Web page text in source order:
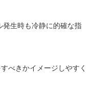
生時も冷静に的確な指
べきかイメージしやすく